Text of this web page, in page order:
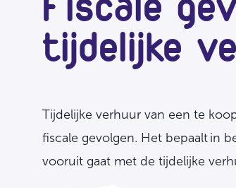
tijdelijke
Tijdelijke verhuur van een te
fiscale gevolgen. Het bepaalt in
vooruit gaat met de tijdelijke